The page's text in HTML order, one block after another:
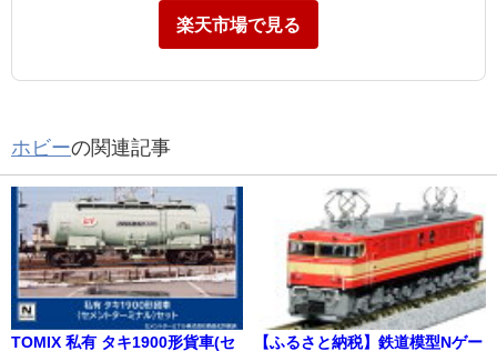
楽天市場で見る
ホビーの関連記事
TOMIX 私有 タキ1900形貨車(セ
【ふるさと納税】鉄道模型Nゲー